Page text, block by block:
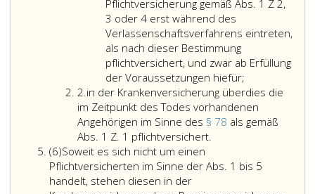
nach
Maßgabe
der
Anlage
2
auch
auf
land(forst)wirtschaftlichen
Betriebes
den
Betrag
von
1 500 €
erreicht
oder
übersteigt.
Handelt
es
sich
jedoch
Ziffer
eins,
pflichtversicherten
Person
gelten
für
die
Dauer
des
des
im
des
eins,
Pflichtversicherung gemäß Abs. 1 Z 2,
3 oder 4 erst während des
Verlassenschaftsverfahrens eintreten,
als nach dieser Bestimmung
pflichtversichert, und zwar ab Erfüllung
der Voraussetzungen hiefür;
bei
denen
die
die
2.Ziffer
2
in der Krankenversicherung überdies die
im Zeitpunkt des Todes vorhandenen
Angehörigen im Sinne des § 78 als gemäß
Abs. 1 Z. 1 pflichtversichert.
Krankenversicherung
(6)Absatz
6
Soweit es sich nicht um einen
Pflichtversicherten im Sinne der Abs. 1 bis 5
handelt, stehen diesen in der